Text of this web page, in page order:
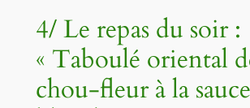
4/ Le repas du soir :
« Taboulé oriental
chou-fleur à la sauce